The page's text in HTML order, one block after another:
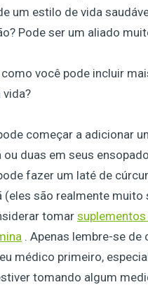
um estilo de vida
Pode ser um aliado
como você pode incluir
vida?
começar a adicionar
ou duas em seus
fazer um laté de
(eles são realmente muito
tomar suplementos
. Apenas lembre-se de
médico primeiro,
tomando algum